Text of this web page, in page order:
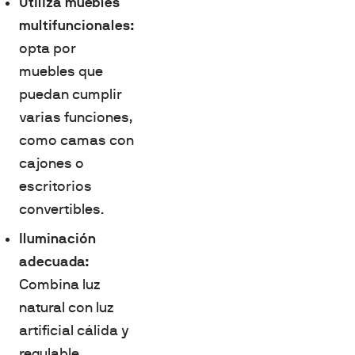
multifuncionales:
opta por
muebles que
puedan cumplir
varias funciones,
como camas con
cajones o
escritorios
convertibles.
Iluminación
adecuada:
Combina luz
natural con luz
artificial cálida y